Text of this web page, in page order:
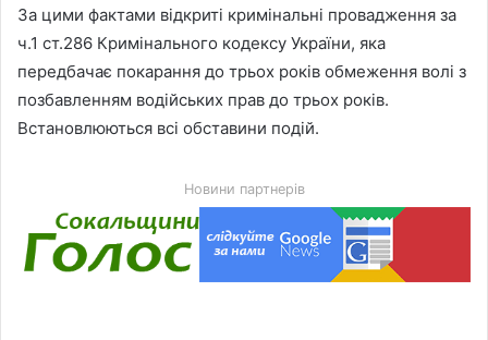
За цими фактами відкриті кримінальні провадження за
ч.1 ст.286 Кримінального кодексу України, яка
передбачає покарання до трьох років обмеження волі з
позбавленням водійських прав до трьох років.
Встановлюються всі обставини подій.
Новини партнерів